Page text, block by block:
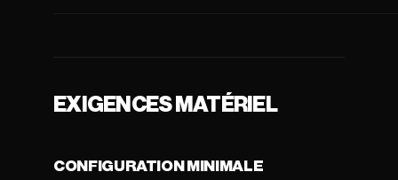
EXIGENCES MATÉRIEL
CONFIGURATION MINIMALE